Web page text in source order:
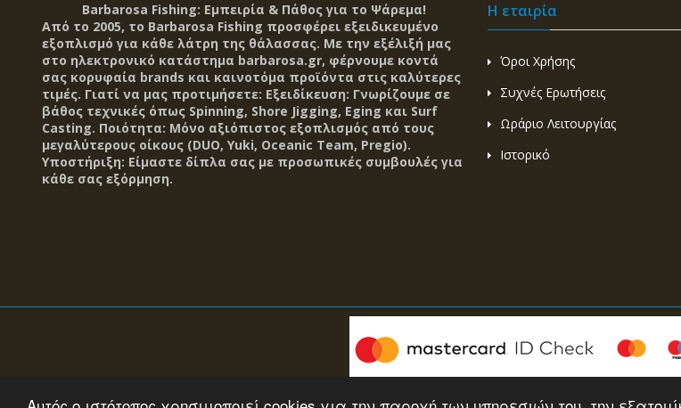
Barbarosa Fishing: Εμπειρία & Πάθος για το Ψάρεμα!
Από το 2005, το Barbarosa Fishing προσφέρει εξειδικευμένο
εξοπλισμό για κάθε λάτρη της θάλασσας. Με την εξέλιξή μας
στο ηλεκτρονικό κατάστημα barbarosa.gr, φέρνουμε κοντά
σας κορυφαία brands και καινοτόμα προϊόντα στις καλύτερες
τιμές. Γιατί να μας προτιμήσετε: Εξειδίκευση: Γνωρίζουμε σε
βάθος τεχνικές όπως Spinning, Shore Jigging, Eging και Surf
Casting. Ποιότητα: Μόνο αξιόπιστος εξοπλισμός από τους
μεγαλύτερους οίκους (DUO, Yuki, Oceanic Team, Pregio).
Υποστήριξη: Είμαστε δίπλα σας με προσωπικές συμβουλές για
κάθε σας εξόρμηση.
Η εταιρία
Όροι Χρήσης
Συχνές Ερωτήσεις
Ωράριο Λειτουργίας
Ιστορικό
© 2026 www.barbarosa.gr - All Rights Reserved |